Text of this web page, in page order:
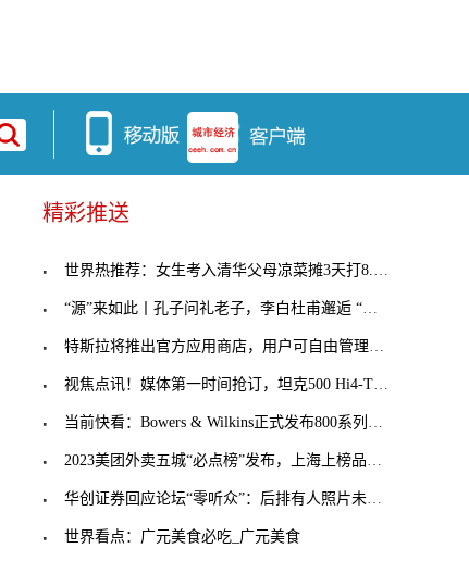
精彩推送
世界热推荐：女生考入清华父母凉菜摊3天打8.8折
“源”来如此丨孔子问礼老子，李白杜甫邂逅 “日月
特斯拉将推出官方应用商店，用户可自由管理第三方应
视焦点讯！媒体第一时间抢订，坦克500 Hi4-T注定成
当前快看：Bowers & Wilkins正式发布800系列珍藏版
2023美团外卖五城“必点榜”发布，上海上榜品牌数全
华创证券回应论坛“零听众”：后排有人照片未拍全_
世界看点：广元美食必吃_广元美食